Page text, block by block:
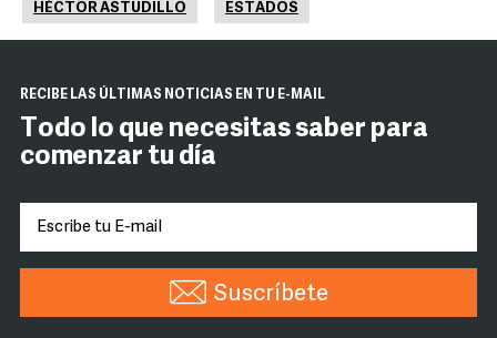
HÉCTOR ASTUDILLO ESTADOS
RECIBE LAS ÚLTIMAS NOTICIAS EN TU E-MAIL
Todo lo que necesitas saber para
comenzar tu día
Suscríbete